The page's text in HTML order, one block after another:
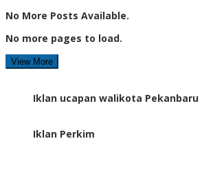
No More Posts Available.
No more pages to load.
View More
Iklan ucapan walikota Pekanbaru
Iklan Perkim